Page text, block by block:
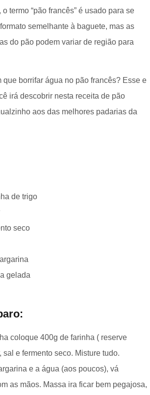
termo “pão francês” é usado para se
semelhante à baguete, mas as
do pão podem variar de região para
que borrifar água no pão francês? Esse e
irá descobrir nesta receita de pão
aos das melhores padarias da
de trigo
seco
gelada
coloque 400g de farinha ( reserve
sal e fermento seco. Misture tudo.
e a água (aos poucos), vá
as mãos. Massa ira ficar bem pegajosa,